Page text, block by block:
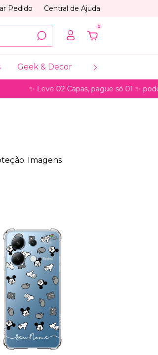
Pedido Central de Ajuda
0
Geek & Decor Coleções
Leve 02 Capas, pague só 01 ✨ pode ser
Imagens